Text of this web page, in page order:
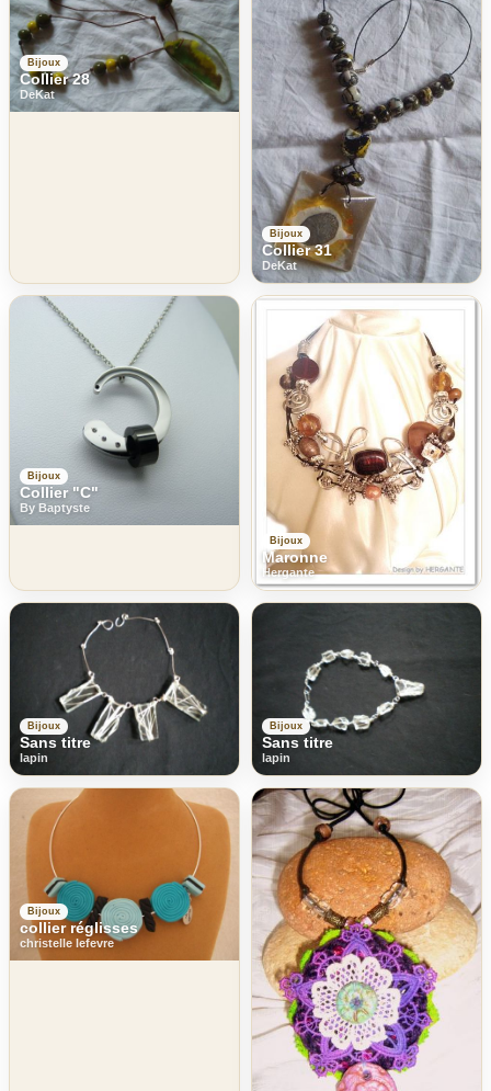
Bijoux
Collier 28
DeKat
Bijoux
Collier 31
DeKat
Bijoux
Collier "C"
By Baptyste
Bijoux
Maronne
Hergante
Bijoux
Sans titre
lapin
Bijoux
Sans titre
lapin
Bijoux
collier réglisses
christelle lefevre